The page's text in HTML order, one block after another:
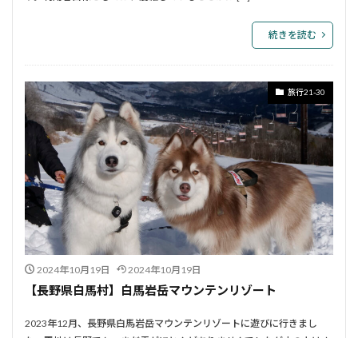
続きを読む
旅行21-30
2024年10月19日 2024年10月19日
【長野県白馬村】白馬岩岳マウンテンリゾート
2023年12月、長野県白馬岩岳マウンテンリゾートに遊びに行きまし